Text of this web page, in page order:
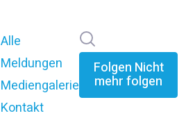
Alle
Meldungen
Mediengalerie
Kontakt
Folgen Nicht
mehr folgen